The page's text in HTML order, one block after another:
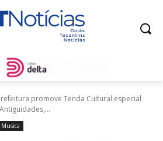
promove Tenda Cultural especial
Musica